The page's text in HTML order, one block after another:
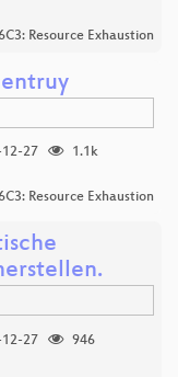
Resource Exhaustion
27
1.1k
Resource Exhaustion
27
946